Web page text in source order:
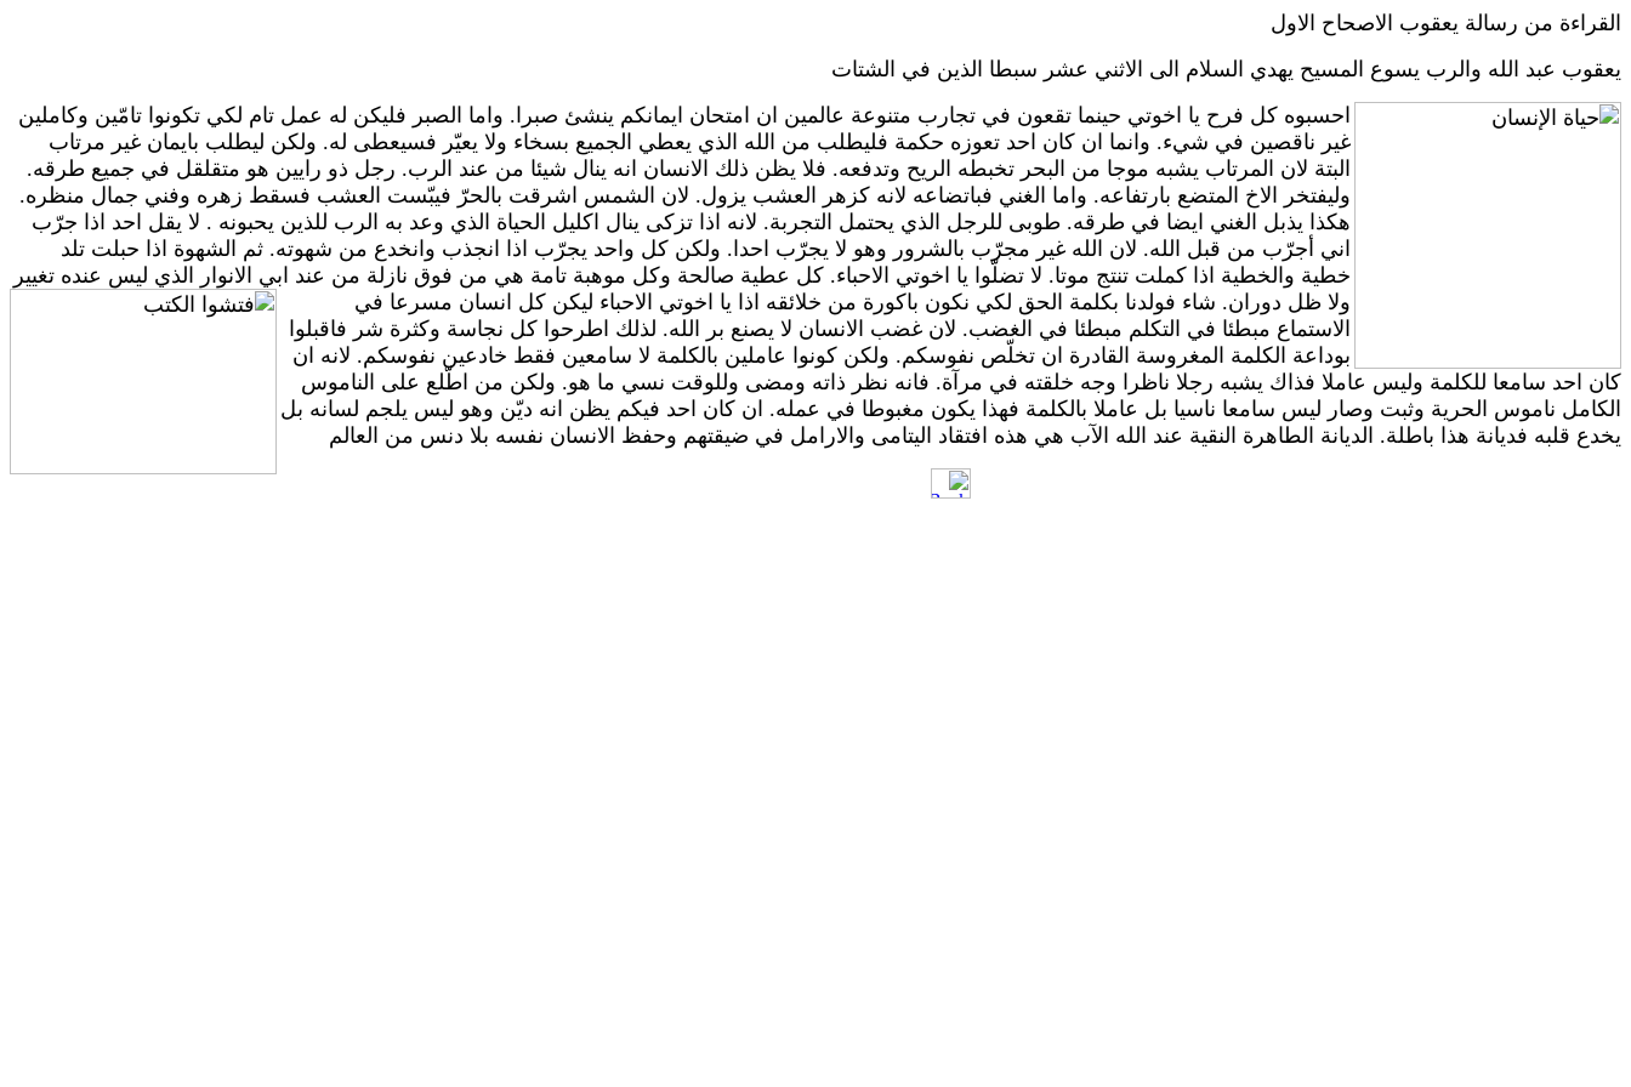
القراءة من رسالة يعقوب الاصحاح الاول
يعقوب عبد الله والرب يسوع المسيح يهدي السلام الى الاثني عشر سبطا الذين في الشتات
احسبوه كل فرح يا اخوتي حينما تقعون في تجارب متنوعة عالمين ان امتحان ايمانكم ينشئ صبرا. واما الصبر فليكن له عمل تام لكي تكونوا تامّين وكاملين
غير ناقصين في شيء. وانما ان كان احد تعوزه حكمة فليطلب من الله الذي يعطي الجميع بسخاء ولا يعيّر فسيعطى له. ولكن ليطلب بايمان غير مرتاب
البتة لان المرتاب يشبه موجا من البحر تخبطه الريح وتدفعه. فلا يظن ذلك الانسان انه ينال شيئا من عند الرب. رجل ذو رايين هو متقلقل في جميع طرقه.
وليفتخر الاخ المتضع بارتفاعه. واما الغني فباتضاعه لانه كزهر العشب يزول. لان الشمس اشرقت بالحرّ فيبّست العشب فسقط زهره وفني جمال منظره.
هكذا يذبل الغني ايضا في طرقه. طوبى للرجل الذي يحتمل التجربة. لانه اذا تزكى ينال اكليل الحياة الذي وعد به الرب للذين يحبونه . لا يقل احد اذا جرّب
اني أجرّب من قبل الله. لان الله غير مجرّب بالشرور وهو لا يجرّب احدا. ولكن كل واحد يجرّب اذا انجذب وانخدع من شهوته. ثم الشهوة اذا حبلت تلد
خطية والخطية اذا كملت تنتج موتا. لا تضلّوا يا اخوتي الاحباء. كل عطية صالحة وكل موهبة تامة هي من فوق نازلة من عند ابي الانوار الذي ليس عنده تغيير
ولا ظل دوران. شاء فولدنا بكلمة الحق لكي نكون باكورة من خلائقه اذا يا اخوتي الاحباء ليكن كل انسان مسرعا في
الاستماع مبطئا في التكلم مبطئا في الغضب. لان غضب الانسان لا يصنع بر الله. لذلك اطرحوا كل نجاسة وكثرة شر فاقبلوا
بوداعة الكلمة المغروسة القادرة ان تخلّص نفوسكم. ولكن كونوا عاملين بالكلمة لا سامعين فقط خادعين نفوسكم. لانه ان
كان احد سامعا للكلمة وليس عاملا فذاك يشبه رجلا ناظرا وجه خلقته في مرآة. فانه نظر ذاته ومضى وللوقت نسي ما هو. ولكن من اطّلع على الناموس
الكامل ناموس الحرية وثبت وصار ليس سامعا ناسيا بل عاملا بالكلمة فهذا يكون مغبوطا في عمله. ان كان احد فيكم يظن انه ديّن وهو ليس يلجم لسانه بل
يخدع قلبه فديانة هذا باطلة. الديانة الطاهرة النقية عند الله الآب هي هذه افتقاد اليتامى والارامل في ضيقتهم وحفظ الانسان نفسه بلا دنس من العالم